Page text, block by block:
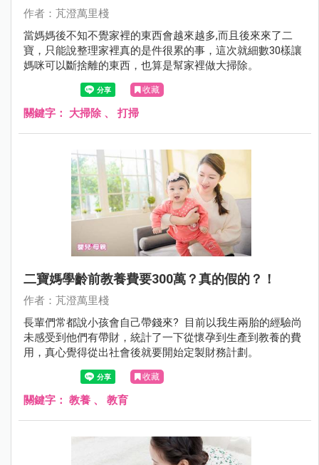
作者：芃澄萬里棧
當媽媽後不知不覺家裡的東西會越來越多,而且後來來了二
寶，只能說整理家裡真的是件很累的事，這次就細數30樣讓
媽咪可以斷捨離的東西，也算是幫家裡做大掃除。
收藏
關鍵字： 大掃除 、 打掃
二寶媽學齡前教養費要300萬？真的假的？！
作者：芃澄萬里棧
長輩們常都說小孩會自己帶錢來? 目前以我生兩胎的經驗尚
未感受到他們有帶財，統計了一下從懷孕到生產到教養的費
用，真心覺得從出社會後就要開始定製財務計劃。
收藏
關鍵字： 教養 、 教育